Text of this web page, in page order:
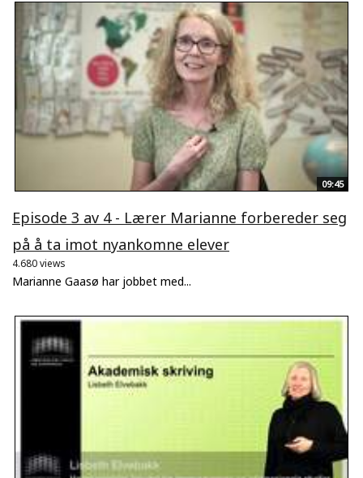
09:45
Episode 3 av 4 - Lærer Marianne forbereder seg
på å ta imot nyankomne elever
4.680 views
Marianne Gaasø har jobbet med...